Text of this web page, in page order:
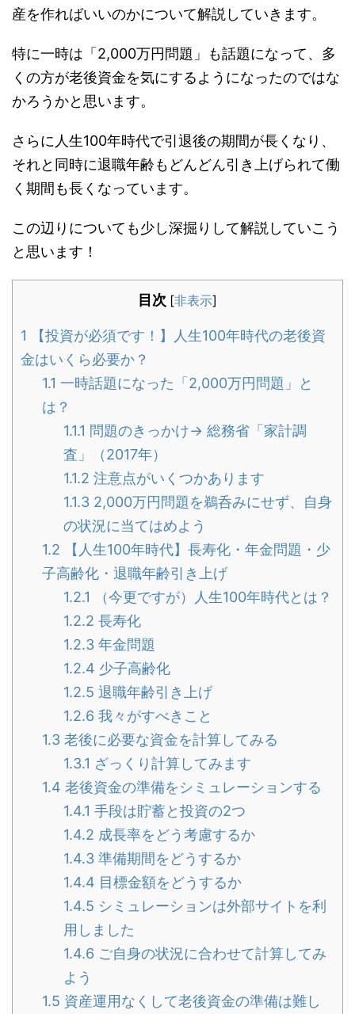
産を作ればいいのかについて解説していきます。
特に一時は「2,000万円問題」も話題になって、多
くの方が老後資金を気にするようになったのではな
かろうかと思います。
さらに人生100年時代で引退後の期間が長くなり、
それと同時に退職年齢もどんどん引き上げられて働
く期間も長くなっています。
この辺りについても少し深掘りして解説していこう
と思います！
目次 [非表示]
1 【投資が必須です！】人生100年時代の老後資
金はいくら必要か？
1.1 一時話題になった「2,000万円問題」と
は？
1.1.1 問題のきっかけ→ 総務省「家計調
査」（2017年）
1.1.2 注意点がいくつかあります
1.1.3 2,000万円問題を鵜呑みにせず、自身
の状況に当てはめよう
1.2 【人生100年時代】長寿化・年金問題・少
子高齢化・退職年齢引き上げ
1.2.1 （今更ですが）人生100年時代とは？
1.2.2 長寿化
1.2.3 年金問題
1.2.4 少子高齢化
1.2.5 退職年齢引き上げ
1.2.6 我々がすべきこと
1.3 老後に必要な資金を計算してみる
1.3.1 ざっくり計算してみます
1.4 老後資金の準備をシミュレーションする
1.4.1 手段は貯蓄と投資の2つ
1.4.2 成長率をどう考慮するか
1.4.3 準備期間をどうするか
1.4.4 目標金額をどうするか
1.4.5 シミュレーションは外部サイトを利
用しました
1.4.6 ご自身の状況に合わせて計算してみ
よう
1.5 資産運用なくして老後資金の準備は難し